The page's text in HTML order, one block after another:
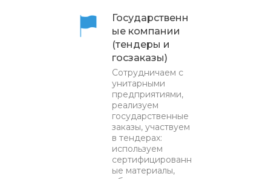
Государственн
ые компании
(тендеры и
госзаказы)
Сотрудничаем с
унитарными
предприятиями,
реализуем
государственные
заказы, участвуем
в тендерах:
используем
сертифицированн
ые материалы,